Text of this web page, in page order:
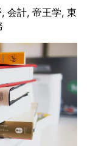
, 会計, 帝王学, 東